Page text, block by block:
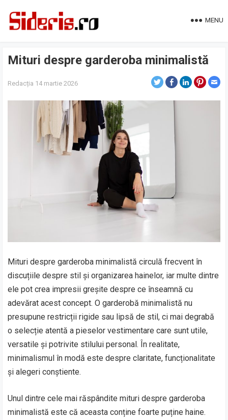
MENU
Mituri despre garderoba minimalistă
Redacția 14 martie 2026
Mituri despre garderoba minimalistă circulă frecvent în
discuțiile despre stil și organizarea hainelor, iar multe dintre
ele pot crea impresii greșite despre ce înseamnă cu
adevărat acest concept. O garderobă minimalistă nu
presupune restricții rigide sau lipsă de stil, ci mai degrabă
o selecție atentă a pieselor vestimentare care sunt utile,
versatile și potrivite stilului personal. În realitate,
minimalismul în modă este despre claritate, funcționalitate
și alegeri conștiente.
Unul dintre cele mai răspândite mituri despre garderoba
minimalistă este că aceasta conține foarte puține haine.